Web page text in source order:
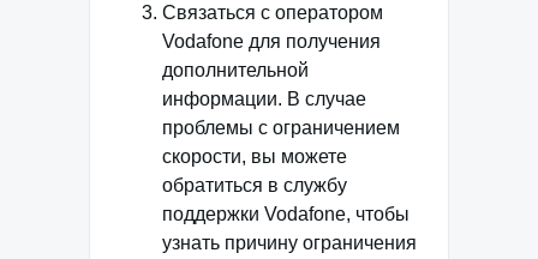
Связаться с оператором
Vodafone для получения
дополнительной
информации. В случае
проблемы с ограничением
скорости, вы можете
обратиться в службу
поддержки Vodafone, чтобы
узнать причину ограничения